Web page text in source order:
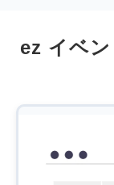
ez イベ